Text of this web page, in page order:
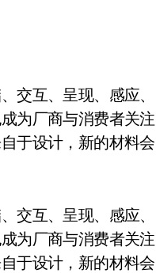
为厂商与消费者关注
于设计，新的材料会
交互、呈现、感应、
为厂商与消费者关注
于设计，新的材料会